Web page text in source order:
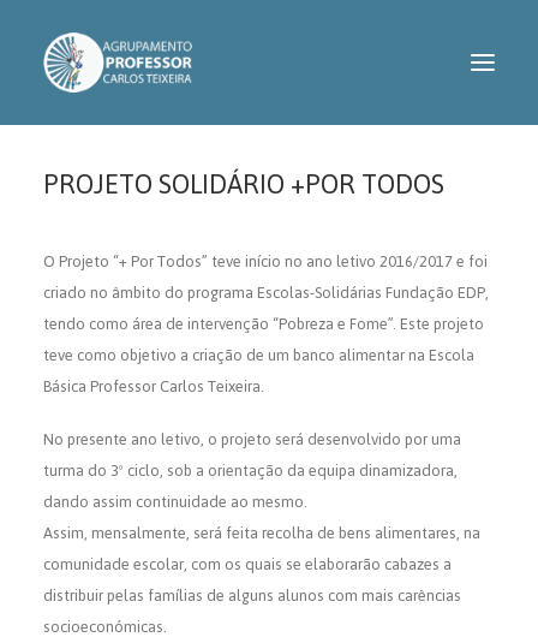
AGRUPAMENTO
INFORMAÇÕES
PROJETOS
CONTACTOS
ASSOCIAÇÃO DE PAIS
SEARCH
PROJETO SOLIDÁRIO +POR TODOS
O Projeto “+ Por Todos” teve início no ano letivo 2016/2017 e foi
criado no âmbito do programa Escolas-Solidárias Fundação EDP,
tendo como área de intervenção “Pobreza e Fome”. Este projeto
teve como objetivo a criação de um banco alimentar na Escola
Básica Professor Carlos Teixeira.
No presente ano letivo, o projeto será desenvolvido por uma
turma do 3º ciclo, sob a orientação da equipa dinamizadora,
dando assim continuidade ao mesmo.
Assim, mensalmente, será feita recolha de bens alimentares, na
comunidade escolar, com os quais se elaborarão cabazes a
distribuir pelas famílias de alguns alunos com mais carências
socioeconómicas.